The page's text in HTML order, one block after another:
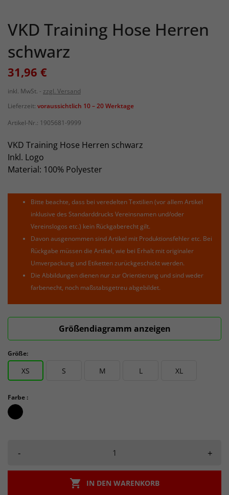
VKD Training Hose Herren
schwarz
31,96 €
inkl. MwSt.
zzgl. Versand
Lieferzeit: voraussichtlich 10 – 20 Werktage
Artikel-Nr.: 1905681-9999
VKD Training Hose Herren schwarz
Inkl. Logo
Material: 100% Polyester
Bitte beachte, dass bei veredelten Textilien (vor allem Artikel
inklusive des Standarddrucks Vereinsnamen und/oder
Vereinslogos etc.) kein Rückgaberecht gilt.
Davon ausgenommen sind Artikel mit Produktionsfehler etc. Bei
Rückgabe müssen die Artikel, wie bei Erhalt mit originaler
Umverpackung und Etiketten zurückgeschickt werden.
Die Abbildungen dienen nur zur Orientierung und sind weder
farbenecht, noch maßstabsgetreu abgebildet.
Größendiagramm anzeigen
Größe:
XS S M L XL
Farbe :
schwarz_schwarz
- +
 IN DEN WARENKORB